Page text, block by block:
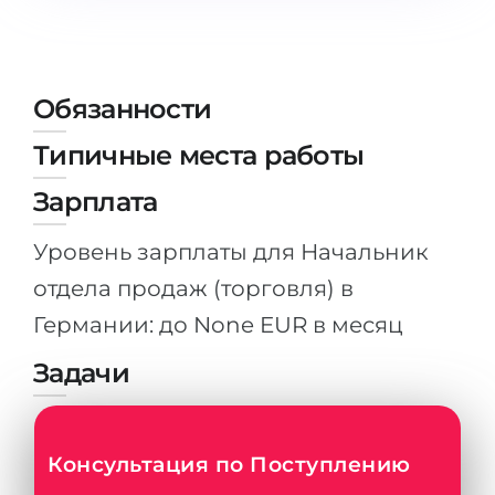
Штудиенколлеги
Курсы штудиенколлег
Freshman / Foundation
Подготовка к вузу
Подготовка к штудиенколлег
Специальные курсы
Математика
Портфолио
Земли
Второе Высшее
ПОСТУПАЕМ ПОСЛЕ...
Школы 11 классов
Школы 12 классов (NIS)
Колледжа
IB-Diploma
1 курса
2-3 курса
Бакалавриата
Обязанности
Типичные места работы
Зарплата
Уровень зарплаты для Начальник
отдела продаж (торговля) в
Германии: до None EUR в месяц
Задачи
Консультация по Поступлению